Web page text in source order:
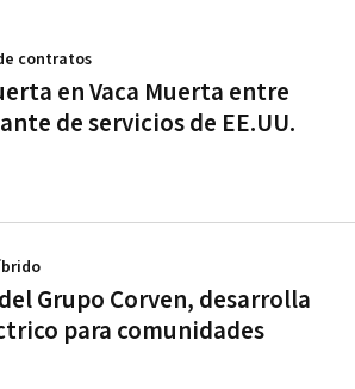
en Vaca Muerta entre
de servicios de EE.UU.
contratos
Grupo Corven, desarrolla
para comunidades